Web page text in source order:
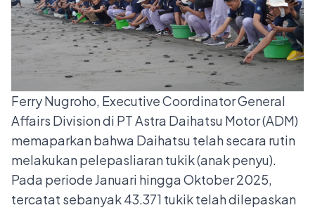
Ferry Nugroho, Executive Coordinator General
Affairs Division di PT Astra Daihatsu Motor (ADM)
memaparkan bahwa Daihatsu telah secara rutin
melakukan pelepasliaran tukik (anak penyu).
Pada periode Januari hingga Oktober 2025,
tercatat sebanyak 43.371 tukik telah dilepaskan